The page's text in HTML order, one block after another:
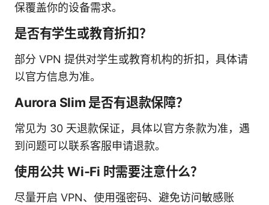
保覆盖你的设备需求。
是否有学生或教育折扣？
部分 VPN 提供对学生或教育机构的折扣，具体请
以官方信息为准。
Aurora Slim 是否有退款保障？
常见为 30 天退款保证，具体以官方条款为准，遇
到问题可以联系客服申请退款。
使用公共 Wi‑Fi 时需要注意什么？
尽量开启 VPN、使用强密码、避免访问敏感账